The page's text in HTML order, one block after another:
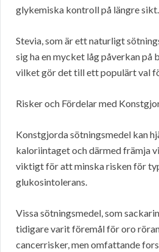
glykemiska kontroll på längre sikt.
Stevia, som är ett naturligt
sig ha en mycket låg påverkan på
vilket gör det till ett populärt val
Risker och Fördelar med
Konstgjorda sötningsmedel kan
kaloriintaget och därmed främja
viktigt för att minska risken för
glukosintolerans.
Vissa sötningsmedel, som
tidigare varit föremål för oro
cancerrisker, men omfattande